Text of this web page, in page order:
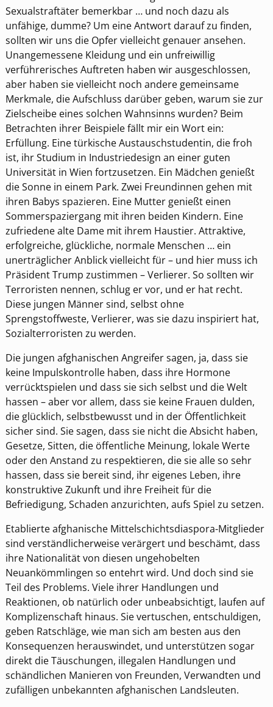
Sexualstraftäter bemerkbar … und noch dazu als
unfähige, dumme? Um eine Antwort darauf zu finden,
sollten wir uns die Opfer vielleicht genauer ansehen.
Unangemessene Kleidung und ein unfreiwillig
verführerisches Auftreten haben wir ausgeschlossen,
aber haben sie vielleicht noch andere gemeinsame
Merkmale, die Aufschluss darüber geben, warum sie zur
Zielscheibe eines solchen Wahnsinns wurden? Beim
Betrachten ihrer Beispiele fällt mir ein Wort ein:
Erfüllung. Eine türkische Austauschstudentin, die froh
ist, ihr Studium in Industriedesign an einer guten
Universität in Wien fortzusetzen. Ein Mädchen genießt
die Sonne in einem Park. Zwei Freundinnen gehen mit
ihren Babys spazieren. Eine Mutter genießt einen
Sommerspaziergang mit ihren beiden Kindern. Eine
zufriedene alte Dame mit ihrem Haustier. Attraktive,
erfolgreiche, glückliche, normale Menschen … ein
unerträglicher Anblick vielleicht für – und hier muss ich
Präsident Trump zustimmen – Verlierer. So sollten wir
Terroristen nennen, schlug er vor, und er hat recht.
Diese jungen Männer sind, selbst ohne
Sprengstoffweste, Verlierer, was sie dazu inspiriert hat,
Sozialterroristen zu werden.
Die jungen afghanischen Angreifer sagen, ja, dass sie
keine Impulskontrolle haben, dass ihre Hormone
verrücktspielen und dass sie sich selbst und die Welt
hassen – aber vor allem, dass sie keine Frauen dulden,
die glücklich, selbstbewusst und in der Öffentlichkeit
sicher sind. Sie sagen, dass sie nicht die Absicht haben,
Gesetze, Sitten, die öffentliche Meinung, lokale Werte
oder den Anstand zu respektieren, die sie alle so sehr
hassen, dass sie bereit sind, ihr eigenes Leben, ihre
konstruktive Zukunft und ihre Freiheit für die
Befriedigung, Schaden anzurichten, aufs Spiel zu setzen.
Etablierte afghanische Mittelschichtsdiaspora-Mitglieder
sind verständlicherweise verärgert und beschämt, dass
ihre Nationalität von diesen ungehobelten
Neuankömmlingen so entehrt wird. Und doch sind sie
Teil des Problems. Viele ihrer Handlungen und
Reaktionen, ob natürlich oder unbeabsichtigt, laufen auf
Komplizenschaft hinaus. Sie vertuschen, entschuldigen,
geben Ratschläge, wie man sich am besten aus den
Konsequenzen herauswindet, und unterstützen sogar
direkt die Täuschungen, illegalen Handlungen und
schändlichen Manieren von Freunden, Verwandten und
zufälligen unbekannten afghanischen Landsleuten.